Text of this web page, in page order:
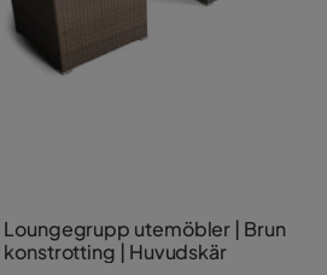
Loungegrupp utemöbler | Brun
konstrotting | Huvudskär